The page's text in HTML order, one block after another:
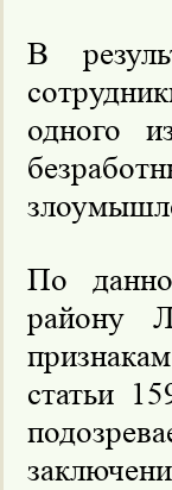
В
одного
По
району
статьи